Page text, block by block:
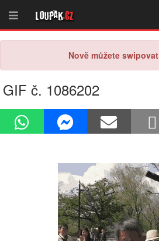
Loupak.cz
Nově můžete swipovat
GIF č. 1086202